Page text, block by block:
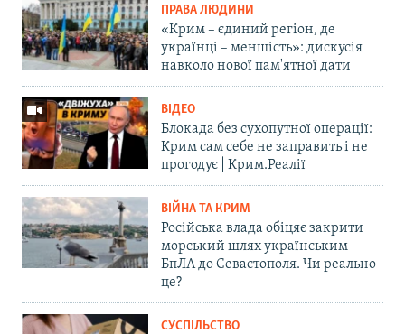
ПРАВА ЛЮДИНИ
«Крим – єдиний регіон, де
українці – меншість»: дискусія
навколо нової пам'ятної дати
ВІДЕО
Блокада без сухопутної операції:
Крим сам себе не заправить і не
прогодує | Крим.Реалії
ВІЙНА ТА КРИМ
Російська влада обіцяє закрити
морський шлях українським
БпЛА до Севастополя. Чи реально
це?
СУСПІЛЬСТВО